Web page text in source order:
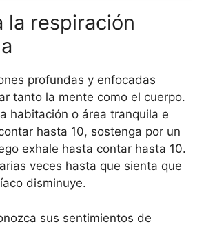
la respiración
profundas y enfocadas
tanto la mente como el cuerpo.
habitación o área tranquila e
hasta 10, sostenga por un
exhale hasta contar hasta 10.
veces hasta que sienta que
disminuye.
sus sentimientos de